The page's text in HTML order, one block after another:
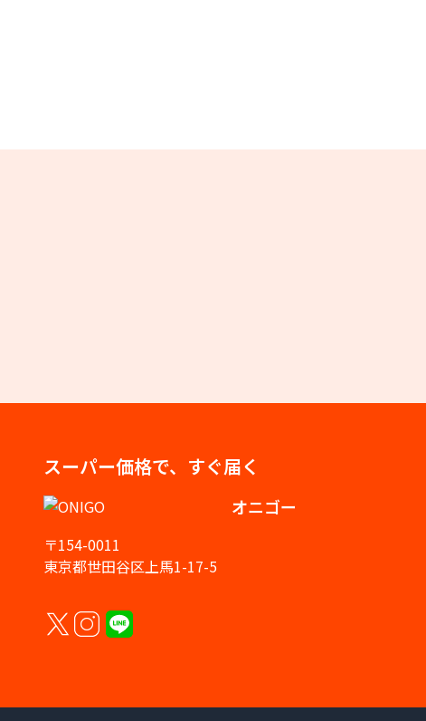
スーパー価格で、すぐ届く
オニゴー
〒154-0011
東京都世田谷区上馬1-17-5